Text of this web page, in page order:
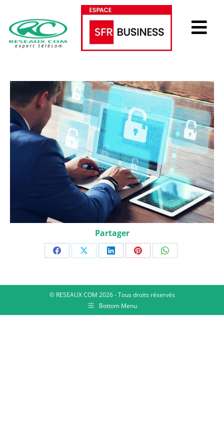
Partager
© RESEAUX COM 2026 - Tous droits réservés
Bottom Menu